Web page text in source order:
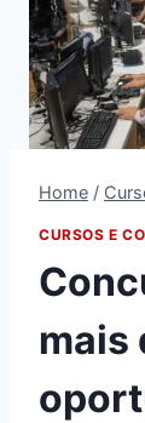
Home /
CURSOS E
mais